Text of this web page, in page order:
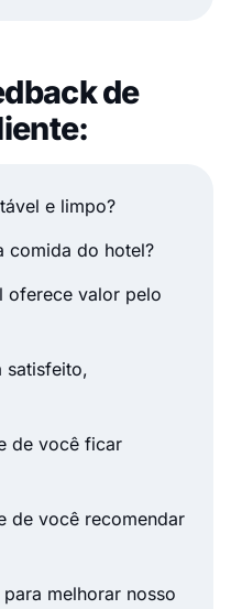
de
e limpo?
comida do hotel?
oferece valor pelo
satisfeito,
de você ficar
de você recomendar
melhorar nosso